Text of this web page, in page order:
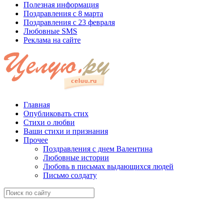
Полезная информация
Поздравления с 8 марта
Поздравления с 23 февраля
Любовные SMS
Реклама на сайте
Главная
Опубликовать стих
Стихи о любви
Ваши стихи и признания
Прочее
Поздравления с днем Валентина
Любовные истории
Любовь в письмах выдающихся людей
Письмо солдату